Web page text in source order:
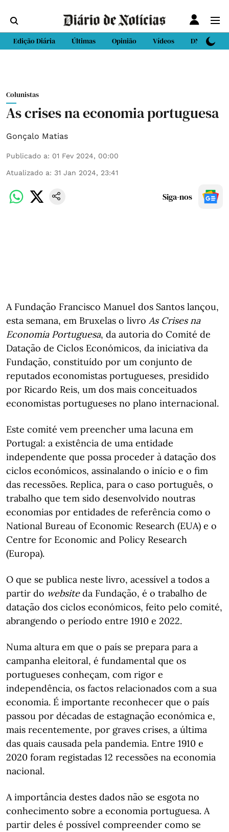
Edição Diária Últimas Opinião Vídeos DN Sport
Colunistas
As crises na economia portuguesa
Gonçalo Matias
Publicado a: 01 Fev 2024, 00:00
Atualizado a: 31 Jan 2024, 23:41
Siga-nos
A Fundação Francisco Manuel dos Santos lançou,
esta semana, em Bruxelas o livro As Crises na
Economia Portuguesa, da autoria do Comité de
Datação de Ciclos Económicos, da iniciativa da
Fundação, constituído por um conjunto de
reputados economistas portugueses, presidido
por Ricardo Reis, um dos mais conceituados
economistas portugueses no plano internacional.
Este comité vem preencher uma lacuna em
Portugal: a existência de uma entidade
independente que possa proceder à datação dos
ciclos económicos, assinalando o início e o fim
das recessões. Replica, para o caso português, o
trabalho que tem sido desenvolvido noutras
economias por entidades de referência como o
National Bureau of Economic Research (EUA) e o
Centre for Economic and Policy Research
(Europa).
O que se publica neste livro, acessível a todos a
partir do websiteda Fundação, é o trabalho de
datação dos ciclos económicos, feito pelo comité,
abrangendo o período entre 1910 e 2022.
Numa altura em que o país se prepara para a
campanha eleitoral, é fundamental que os
portugueses conheçam, com rigor e
independência, os factos relacionados com a sua
economia. É importante reconhecer que o país
passou por décadas de estagnação económica e,
mais recentemente, por graves crises, a última
das quais causada pela pandemia. Entre 1910 e
2020 foram registadas 12 recessões na economia
nacional.
A importância destes dados não se esgota no
conhecimento sobre a economia portuguesa. A
partir deles é possível compreender como se